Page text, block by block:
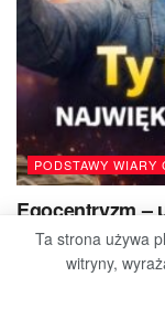
PODSTAWY WIARY
Egocentryzm –
24 KWIETNIA 2026
Ta strona używa
witryny,